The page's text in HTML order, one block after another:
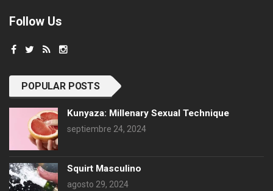
Follow Us
POPULAR POSTS
Kunyaza: Millenary Sexual Technique
septiembre 24, 2024
Squirt Masculino
agosto 29, 2024